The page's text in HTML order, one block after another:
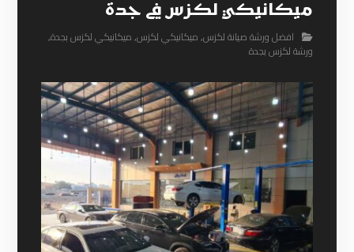
ميكانيكي لكزس في جدة
افضل ورشة صيانة لكزس,ميكانيكي لكزس,ميكانيكي لكزس بجدة,
ورشة لكزس بجدة